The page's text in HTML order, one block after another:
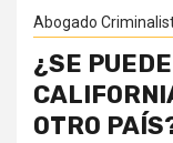
Abogado
¿SE
OTRO